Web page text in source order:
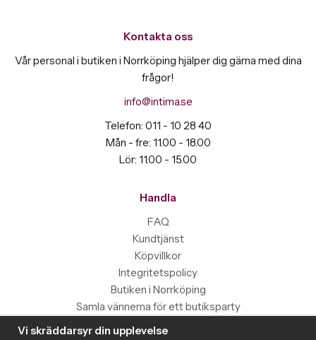
Kontakta oss
Vår personal i butiken i Norrköping hjälper dig gärna med dina
frågor!
info@intima.se
Telefon: 011 - 10 28 40
Mån - fre: 11.00 - 18.00
Lör: 11.00 - 15.00
Handla
FAQ
Kundtjänst
Köpvillkor
Integritetspolicy
Butiken i Norrköping
Samla vännerna för ett butiksparty
Vi skräddarsyr din upplevelse